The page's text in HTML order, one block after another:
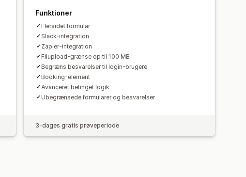
Funktioner
Flersidet formular
Slack-integration
Zapier-integration
Filupload-grænse op til 100 MB
Begræns besvarelser til login-brugere
Booking-element
Avanceret betinget logik
Ubegrænsede formularer og besvarelser
3-dages gratis prøveperiode